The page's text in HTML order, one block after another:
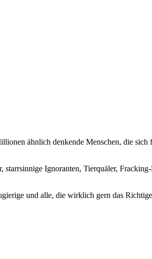
ähnlich denkende Menschen, die
starrsinnige Ignoranten, Tierquäler,
und alle, die wirklich gern das